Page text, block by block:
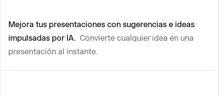
Mejora tus presentaciones con sugerencias e ideas
impulsadas por IA. Convierte cualquier idea en una
presentación al instante.